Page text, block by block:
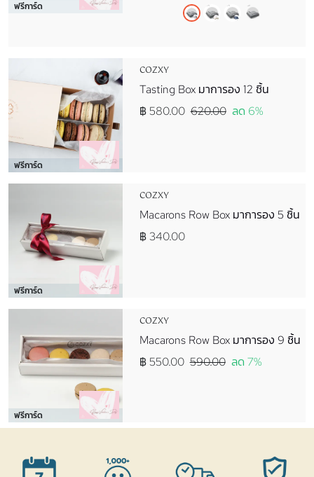
ฟรีการ์ด
ฟรีการ์ด
COZXY
Tasting Box มาการอง 12 ชิ้น
฿ 580.00 620.00 ลด 6%
ฟรีการ์ด
COZXY
Macarons Row Box มาการอง 5 ชิ้น
฿ 340.00
ฟรีการ์ด
COZXY
Macarons Row Box มาการอง 9 ชิ้น
฿ 550.00 590.00 ลด 7%